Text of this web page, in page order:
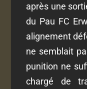
après une
du Pau FC
alignement
ne semblait
punition ne
chargé de